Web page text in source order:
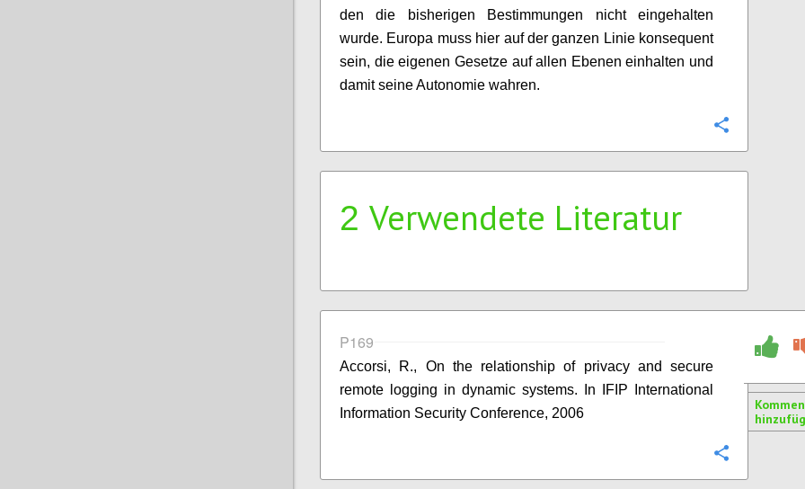
den die bisherigen Bestimmungen nicht eingehalten
wurde. Europa muss hier auf der ganzen Linie konsequent
sein, die eigenen Gesetze auf allen Ebenen einhalten und
damit seine Autonomie wahren.
2 Verwendete Literatur
P169
Accorsi, R., On the relationship of privacy and secure
remote logging in dynamic systems. In IFIP International
Information Security Conference, 2006